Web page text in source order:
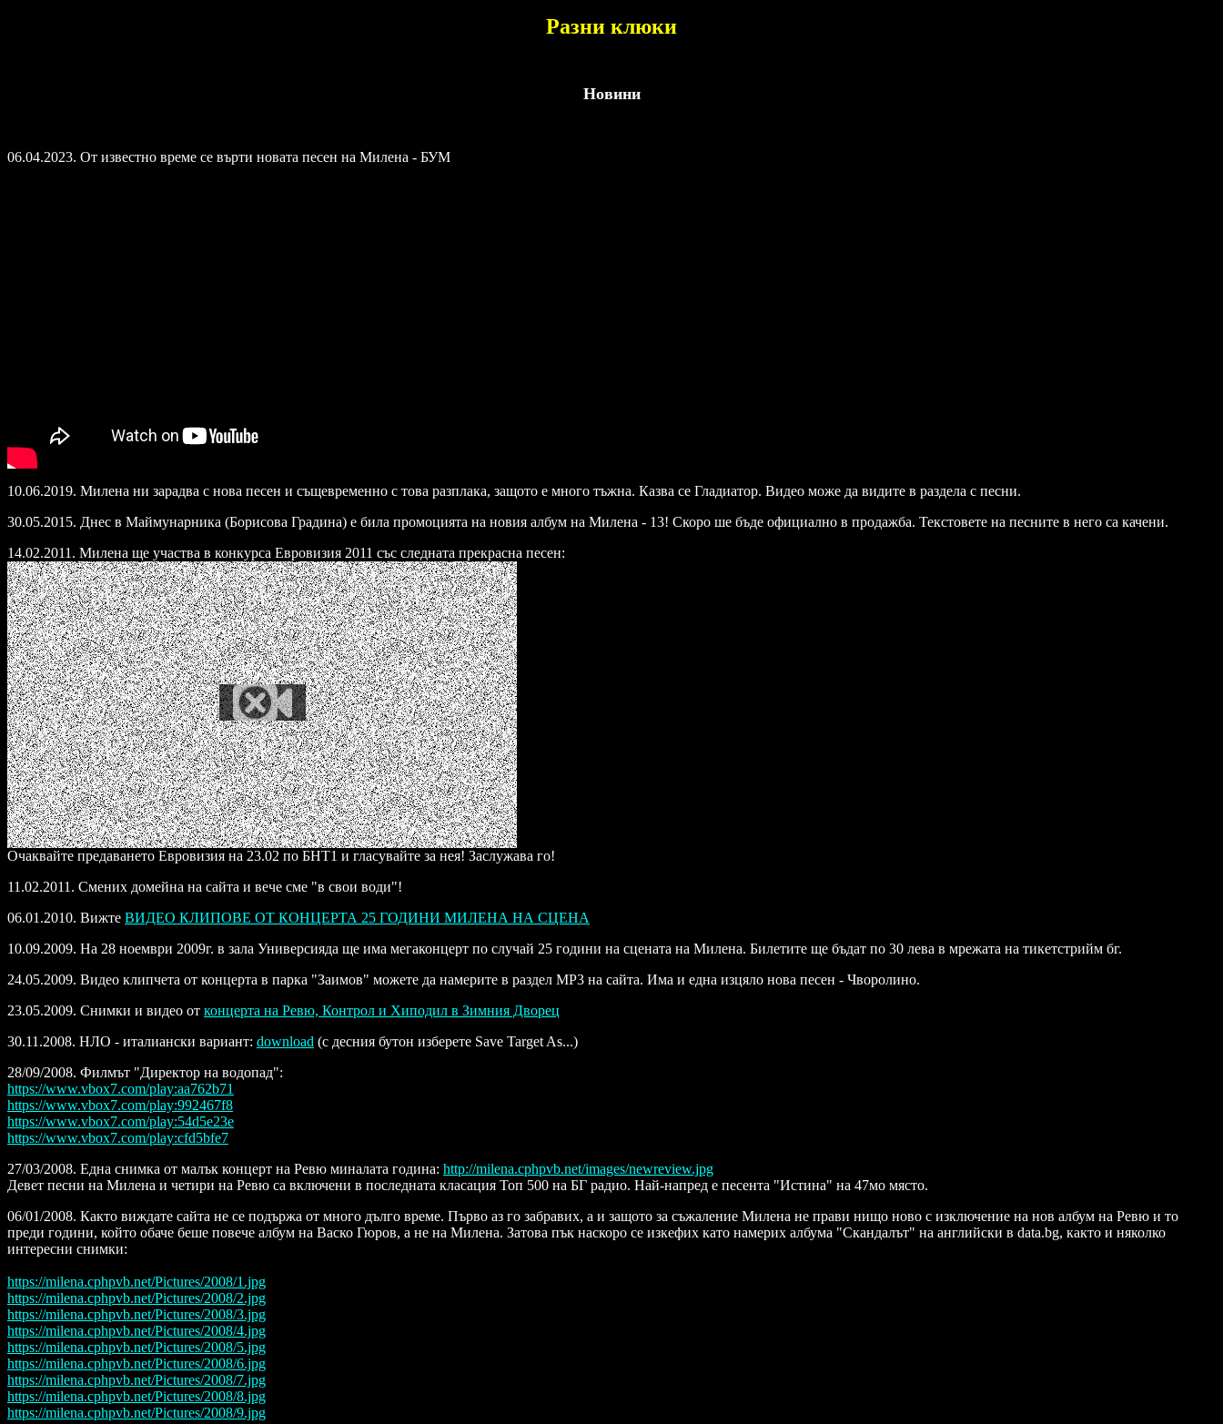
Разни клюки
Новини
06.04.2023. От известно време се върти новата песен на Милена - БУМ
10.06.2019. Милена ни зарадва с нова песен и същевременно с това разплака, защото е много тъжна. Казва се Гладиатор. Видео може да видите в раздела с песни.
30.05.2015. Днес в Маймунарника (Борисова Градина) е била промоцията на новия албум на Милена - 13! Скоро ше бъде официално в продажба. Текстовете на песните в него са качени.
14.02.2011. Милена ще участва в конкурса Евровизия 2011 със следната прекрасна песен:
Очаквайте предаването Евровизия на 23.02 по БНТ1 и гласувайте за нея! Заслужава го!
11.02.2011. Смених домейна на сайта и вече сме "в свои води"!
06.01.2010. Вижте ВИДЕО КЛИПОВЕ ОТ КОНЦЕРТА 25 ГОДИНИ МИЛЕНА НА СЦЕНА
10.09.2009. На 28 ноември 2009г. в зала Универсияда ще има мегаконцерт по случай 25 години на сцената на Милена. Билетите ще бъдат по 30 лева в мрежата на тикетстрийм бг.
24.05.2009. Видео клипчета от концерта в парка "Заимов" можете да намерите в раздел MP3 на сайта. Има и една изцяло нова песен - Чворолино.
23.05.2009. Снимки и видео от концерта на Ревю, Контрол и Хиподил в Зимния Дворец
30.11.2008. НЛО - италиански вариант: download (с десния бутон изберете Save Target As...)
28/09/2008. Филмът "Директор на водопад":
https://www.vbox7.com/play:aa762b71
https://www.vbox7.com/play:992467f8
https://www.vbox7.com/play:54d5e23e
https://www.vbox7.com/play:cfd5bfe7
27/03/2008. Една снимка от малък концерт на Ревю миналата година: http://milena.cphpvb.net/images/newreview.jpg
Девет песни на Милена и четири на Ревю са включени в последната класация Топ 500 на БГ радио. Най-напред е песента "Истина" на 47мо място.
06/01/2008. Както виждате сайта не се подържа от много дълго време. Първо аз го забравих, а и защото за съжаление Милена не прави нищо ново с изключение на нов албум на Ревю и то
преди години, който обаче беше повече албум на Васко Гюров, а не на Милена. Затова пък наскоро се изкефих като намерих албума "Скандалът" на английски в data.bg, както и няколко
интересни снимки:
https://milena.cphpvb.net/Pictures/2008/1.jpg
https://milena.cphpvb.net/Pictures/2008/2.jpg
https://milena.cphpvb.net/Pictures/2008/3.jpg
https://milena.cphpvb.net/Pictures/2008/4.jpg
https://milena.cphpvb.net/Pictures/2008/5.jpg
https://milena.cphpvb.net/Pictures/2008/6.jpg
https://milena.cphpvb.net/Pictures/2008/7.jpg
https://milena.cphpvb.net/Pictures/2008/8.jpg
https://milena.cphpvb.net/Pictures/2008/9.jpg